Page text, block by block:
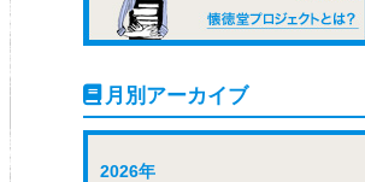
月別アーカイブ
2026年